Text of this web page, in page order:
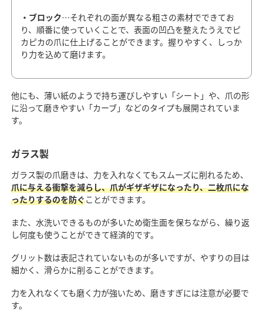
・ブロック…それぞれの面が異なる粗さの素材でできてお
り、順番に使っていくことで、表面の凹凸を整えたうえでピ
カピカの爪に仕上げることができます。握りやすく、しっか
り力を込めて磨けます。
他にも、薄い紙のようで持ち運びしやすい「シート」や、爪の形
に沿って磨きやすい「カーブ」などのタイプも展開されていま
す。
ガラス製
ガラス製の爪磨きは、力を入れなくてもスムーズに削れるため、
爪に与える衝撃を減らし、爪がギザギザになったり、二枚爪にな
ったりするのを防ぐことができます。
また、水洗いできるものが多いため衛生面を保ちながら、繰り返
し何度も使うことができて経済的です。
グリット数は表記されていないものが多いですが、やすりの目は
細かく、滑らかに削ることができます。
力を入れなくても磨く力が強いため、磨きすぎには注意が必要で
す。